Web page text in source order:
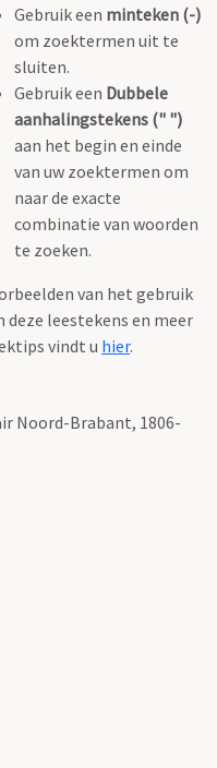
Gebruik een minteken (-)
om zoektermen uit te
sluiten.
Gebruik een Dubbele
aanhalingstekens (" ")
aan het begin en einde
van uw zoektermen om
naar de exacte
combinatie van woorden
te zoeken.
van het gebruik
deze leestekens en meer
vindt u hier.
Noord-Brabant, 1806-